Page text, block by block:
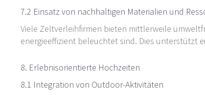
7.2 Einsatz von nachhaltigen Materialien und
Viele Zeltverleihfirmen bieten mittlerweile
energieeffizient beleuchtet sind. Dies unterstützt
8. Erlebnisorientierte Hochzeiten
8.1 Integration von Outdoor-Aktivitäten